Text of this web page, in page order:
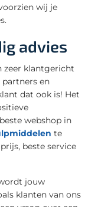
wij je
advies
zeer klantgericht
en
dat ook is! Het
webshop in
te
beste service
jouw
klanten van ons